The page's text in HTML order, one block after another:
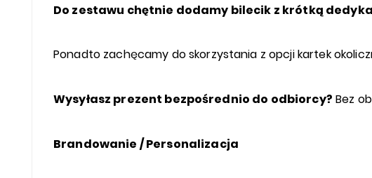
Do zestawu chętnie dodamy bilecik z krótką
Ponadto zachęcamy do skorzystania z opcji kartek
Wysyłasz prezent bezpośrednio do odbiorcy? Bez
Brandowanie / Personalizacja